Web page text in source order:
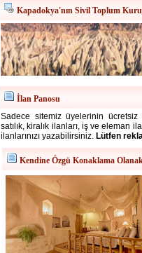
Kapadokya'nın Sivil Toplum
İlan Panosu
Sadece sitemiz üyelerinin ücretsiz
satılık, kiralık ilanları, iş ve eleman
ilanlarınızı yazabilirsiniz. Lütfen
Kendine Özgü Konaklama